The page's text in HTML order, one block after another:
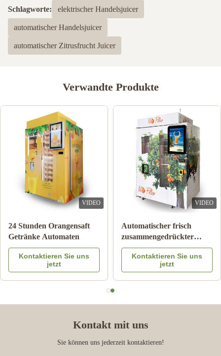
Schlagworte: elektrischer Handelsjuicer
automatischer Handelsjuicer
automatischer Zitrusfrucht Juicer
Verwandte Produkte
VIDEO
Doppelte Behälter-Eis-
Schlamm-Maschinen-
gefrorener Getränk-
Getränkemilch-
Fruchtcocktail
Kontaktieren Sie uns
jetzt
VIDEO
Anmerkungs-Zahlungs-
orange Juice Vending
Machine With Coolings-
System
Kontaktieren Sie uns
jetzt
Kontakt mit uns
Sie können uns jederzeit kontaktieren!